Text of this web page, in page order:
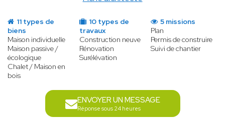
11 types de
biens
Maison individuelle
Maison passive /
écologique
Chalet / Maison en
bois
10 types de
travaux
Construction neuve
Rénovation
Surélévation
5 missions
Plan
Permis de construire
Suivi de chantier
ENVOYER UN MESSAGE
Réponse sous 24 heures